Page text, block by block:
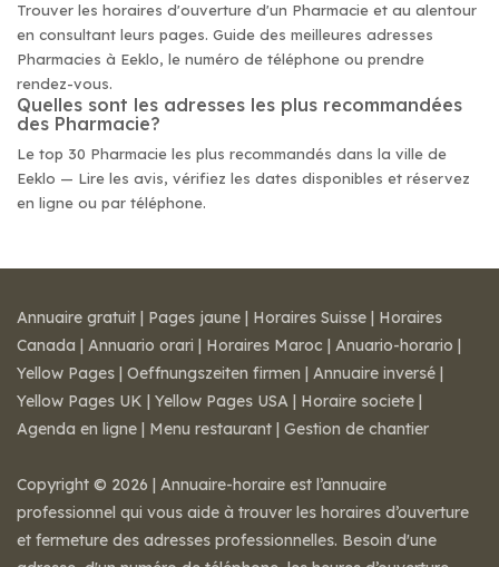
Trouver les horaires d'ouverture d'un Pharmacie et au alentour
en consultant leurs pages. Guide des meilleures adresses
Pharmacies à Eeklo, le numéro de téléphone ou prendre
rendez-vous.
Quelles sont les adresses les plus recommandées
des Pharmacie?
Le top 30 Pharmacie les plus recommandés dans la ville de
Eeklo — Lire les avis, vérifiez les dates disponibles et réservez
en ligne ou par téléphone.
Annuaire gratuit | Pages jaune | Horaires Suisse | Horaires
Canada | Annuario orari | Horaires Maroc | Anuario-horario |
Yellow Pages | Oeffnungszeiten firmen | Annuaire inversé |
Yellow Pages UK | Yellow Pages USA | Horaire societe |
Agenda en ligne | Menu restaurant | Gestion de chantier
Copyright © 2026 | Annuaire-horaire est l’annuaire
professionnel qui vous aide à trouver les horaires d’ouverture
et fermeture des adresses professionnelles. Besoin d'une